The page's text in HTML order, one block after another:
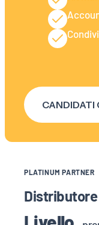
CANDIDATI
PLATINUM PARTNER